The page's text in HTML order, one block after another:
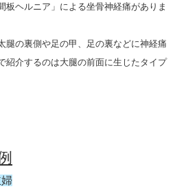
板ヘルニア」による坐骨神経痛がありま
腿の裏側や足の甲、足の裏などに神経痛
紹介するのは大腿の前面に生じたタイプ